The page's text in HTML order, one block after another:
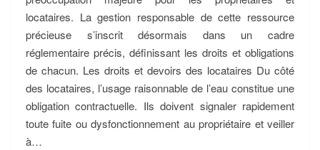
locataires. La gestion responsable de cette ressource
précieuse s’inscrit désormais dans un cadre
réglementaire précis, définissant les droits et obligations
de chacun. Les droits et devoirs des locataires Du côté
des locataires, l’usage raisonnable de l’eau constitue une
obligation contractuelle. Ils doivent signaler rapidement
toute fuite ou dysfonctionnement au propriétaire et veiller
à…